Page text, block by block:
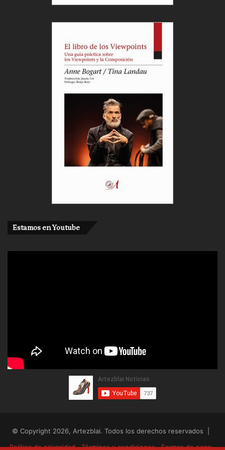
Fréderic liberado detrás de él.
estáticamente abrazados con su hijo entre los dos,
el baile de los padres de Emmeline, la rotura del
jarrón chino que es de porespán, la pérdida de los
pantalones, los ronquidos, los pedos, la escena de
la peladura del plátano en el suelo que los
personajes evitan con un saltito para luego caer al
suelo de la forma más insospechada produciendo
el sangrado en la nariz de todos los demás. En fin,
el montaje aporta escenas visuales de óptima
comicidad con un humor muy sutil.
Al final, todos los personajes recogen todos los
descubren que el gran espejo de marco dorado era
una vulgar caja de cartón para después rebuscar
Marthaler, con el Theatre Basel y Théâtre Vidy-
Lausanne será recordado como uno de los tres
mejores espectáculos de la 34ª edición del Festival
Internacional de Teatro de Almada, Portugal.
Espectáculo: Uma ilha flutuante.Creación
Estamos en Youtube
© Copyright 2026, Artezblai. Todos los derechos reservados |
Política de privacidad
Términos y condiciones Formas de pago